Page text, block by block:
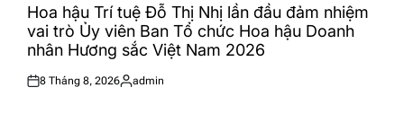
INHoa hậu Trí tuệ Đỗ Thị Nhị lần đầu đảm nhiệm
vai trò Ủy viên Ban Tổ chức Hoa hậu Doanh
nhân Hương sắc Việt Nam 2026
Posted
8 Tháng 8, 2026
Posted
admin